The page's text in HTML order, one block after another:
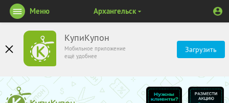
КупиКупон
Мобильное приложение
ещё удобнее
Загрузить
Меню Архангельск